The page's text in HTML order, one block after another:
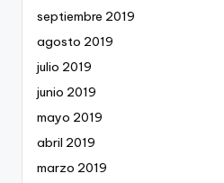
septiembre 2019
agosto 2019
julio 2019
junio 2019
mayo 2019
abril 2019
marzo 2019